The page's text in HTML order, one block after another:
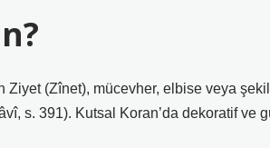
Ziyet (Zînet), mücevher, elbise veya
s. 391). Kutsal Koran’da dekoratif ve